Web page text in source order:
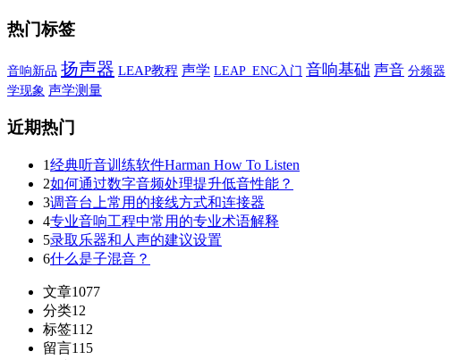
热门标签
音响新品 扬声器 LEAP教程 声学 LEAP_ENC入门 音响基础 声音 分频器
学现象 声学测量
近期热门
1经典听音训练软件Harman How To Listen
2如何通过数字音频处理提升低音性能？
3调音台上常用的接线方式和连接器
4专业音响工程中常用的专业术语解释
5录取乐器和人声的建议设置
6什么是子混音？
文章1077
分类12
标签112
留言115